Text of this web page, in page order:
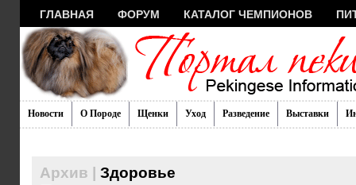
ГЛАВНАЯ ФОРУМ КАТАЛОГ ЧЕМПИОНОВ
Новости О Породе Щенки Уход Разведение Выставки
Архив | Здоровье